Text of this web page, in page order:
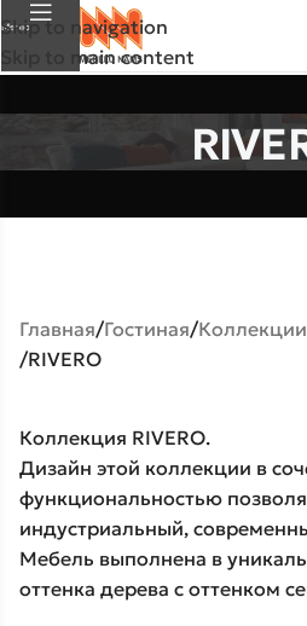
Skip to navigation
Skip to main content
Меню
Главная Гостиная
RIVERO
Коллекция RIVERO.
Дизайн этой коллекции в
функциональностью
индустриальный,
Мебель выполнена в
оттенка дерева с оттенком